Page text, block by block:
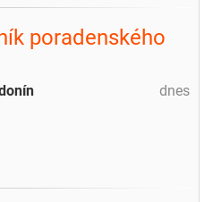
poradenského
dnes